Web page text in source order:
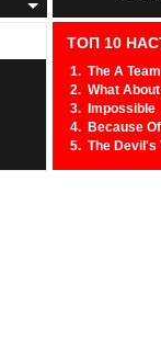
71% 12.
40% 14.
64% 15. I
33% 16.
ТОП 10
1. The A
2. What
3.
4. Because
5. The Devil's